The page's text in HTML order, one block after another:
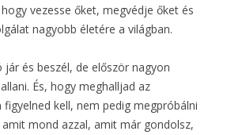
vezesse őket, megvédje őket és
nagyobb életére a világban.
és beszél, de először nagyon
És, hogy meghalljad az
kell, nem pedig megpróbálni
mond azzal, amit már gondolsz,